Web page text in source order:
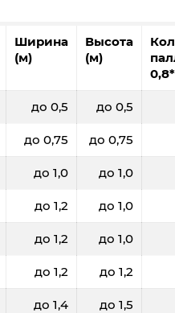
Ширина
(м)
Высота
(м)
до 0,5 до 0,5
до 0,75 до 0,75
до 1,0 до 1,0
до 1,2 до 1,0
до 1,2 до 1,0
до 1,2 до 1,2
до 1,4 до 1,5